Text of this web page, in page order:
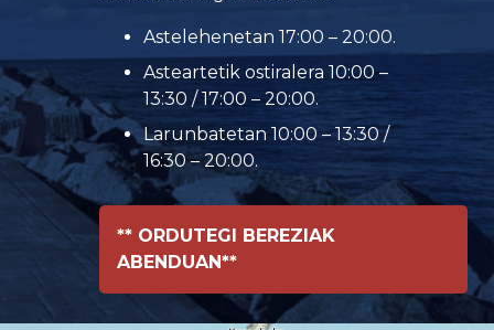
Astelehenetan 17:00 – 20:00.
Asteartetik ostiralera 10:00 –
13:30 / 17:00 – 20:00.
Larunbatetan 10:00 – 13:30 /
16:30 – 20:00.
** ORDUTEGI BEREZIAK
ABENDUAN**